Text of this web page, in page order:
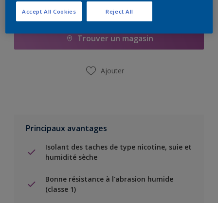
Ajouter à la liste d’achats
Trouver un magasin
Ajouter
Principaux avantages
Isolant des taches de type nicotine, suie et
humidité sèche
Bonne résistance à l'abrasion humide
(classe 1)
Reject All
Accept All Cookies